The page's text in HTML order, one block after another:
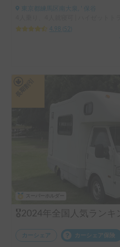
東京都練馬区南大泉, ' 保谷
4.98
52
カーシェア カーシェア保険